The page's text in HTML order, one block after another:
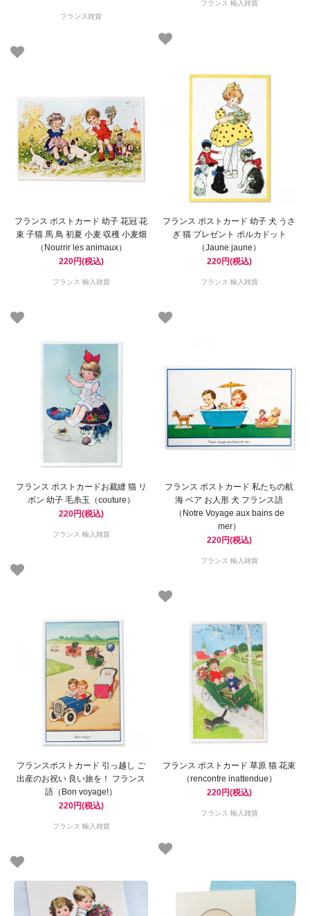
フランス雑貨
フランス 輸入雑貨
フランス ポストカード 幼子 花冠 花
束 子猫 馬 鳥 初夏 小麦 収穫 小麦畑
（Nourrir les animaux）
220円(税込)
フランス 輸入雑貨
フランス ポストカード 幼子 犬 うさ
ぎ 猫 プレゼント ポルカドット
（Jaune jaune）
220円(税込)
フランス 輸入雑貨
フランス ポストカードお裁縫 猫 リ
ボン 幼子 毛糸玉（couture）
220円(税込)
フランス 輸入雑貨
フランス ポストカード 私たちの航
海 ベア お人形 犬 フランス語
（Notre Voyage aux bains de
mer）
220円(税込)
フランス 輸入雑貨
フランスポストカード 引っ越し ご
出産のお祝い 良い旅を！ フランス
語（Bon voyage!）
220円(税込)
フランス 輸入雑貨
フランス ポストカード 草原 猫 花束
（rencontre inattendue）
220円(税込)
フランス 輸入雑貨